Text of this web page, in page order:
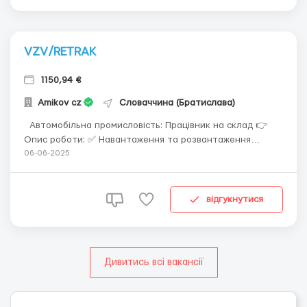
VZV/RETRAK
1150,94 €
Amikov cz Словаччина (Братислава)
Автомобільна промисловість: Працівник на склад 👉
Опис роботи: ✅ Навантаження та розвантаження
продукції ✅ Прийом товару Робота в 3 зміни по 8 год
брутто (стартова зарплата 1150,94 євро + надб...
06-06-2025
відгукнутися
Дивитись всі вакансії